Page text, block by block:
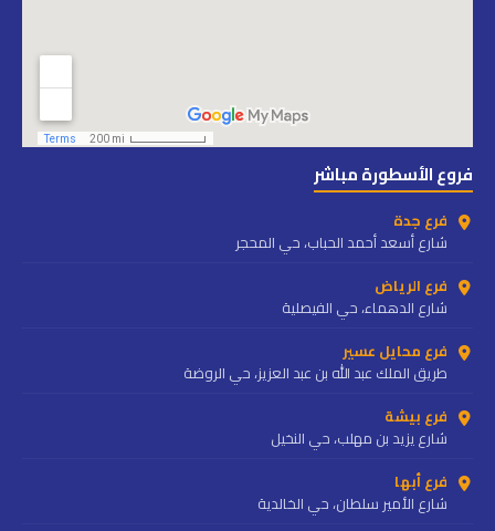
فروع الأسطورة مباشر
فرع جدة
شارع أسعد أحمد الحباب، حي المحجر
فرع الرياض
شارع الدهماء، حي الفيصلية
فرع محايل عسير
طريق الملك عبد الله بن عبد العزيز، حي الروضة
فرع بيشة
شارع يزيد بن مهلب، حي النخيل
فرع أبها
شارع الأمير سلطان، حي الخالدية